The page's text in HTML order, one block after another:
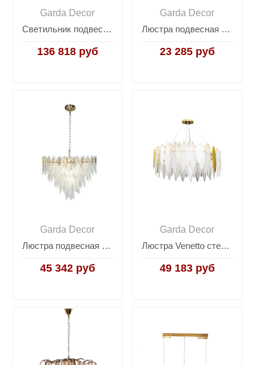
Garda Decor
Светильник подвесной Rondo рифленое стекло/золото 162FL-61506
136 818 руб
Garda Decor
Люстра подвесная со стеклом 92EL-YG02120-6P
23 285 руб
Garda Decor
Люстра подвесная "Лепестки" 62GDM-8103-600
45 342 руб
Garda Decor
Люстра Venetto стеклянная/золото K2FTB010R-80A
49 183 руб